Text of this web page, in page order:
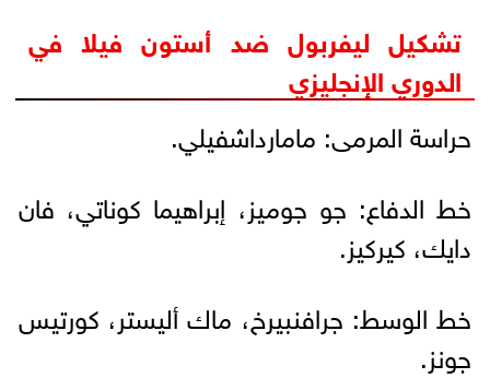
تشكيل ليفربول ضد أستون فيلا في
الدوري الإنجليزي
حراسة المرمى: مامارداشفيلي.
خط الدفاع: جو جوميز، إبراهيما كوناتي، فان
دايك، كيركيز.
خط الوسط: جرافنبيرخ، ماك أليستر، كورتيس
جونز.